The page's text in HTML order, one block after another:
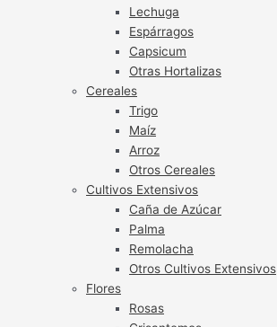
Lechuga
Espárragos
Capsicum
Otras Hortalizas
Cereales
Trigo
Maíz
Arroz
Otros Cereales
Cultivos Extensivos
Caña de Azúcar
Palma
Remolacha
Otros Cultivos Extensivos
Flores
Rosas